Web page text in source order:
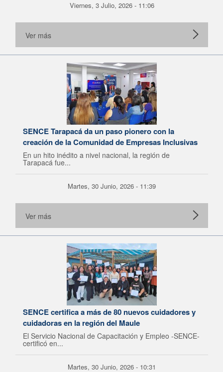
Viernes, 3 Julio, 2026 - 11:06
Ver más
SENCE Tarapacá da un paso pionero con la
creación de la Comunidad de Empresas Inclusivas
En un hito inédito a nivel nacional, la región de
Tarapacá fue...
Martes, 30 Junio, 2026 - 11:39
Ver más
SENCE certifica a más de 80 nuevos cuidadores y
cuidadoras en la región del Maule
El Servicio Nacional de Capacitación y Empleo -SENCE-
certificó en...
Martes, 30 Junio, 2026 - 10:31